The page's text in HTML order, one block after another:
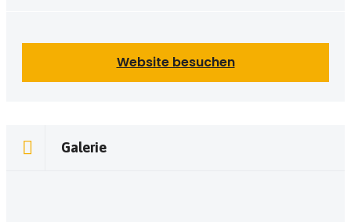
Website besuchen
Galerie